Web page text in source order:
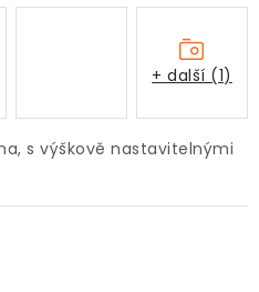
s výškově nastavitelnými
+ další (1)